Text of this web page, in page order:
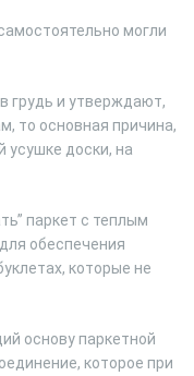
могли
грудь и утверждают,
то основная причина,
усушке доски, на
паркет с теплым
обеспечения
которые не
основу паркетной
которое при